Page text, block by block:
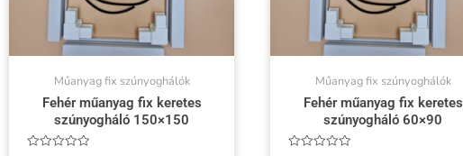
Műanyag fix szúnyoghálók
Fehér műanyag fix keretes
szúnyogháló 150×150
Műanyag fix szúnyoghálók
Fehér műanyag fix keretes
szúnyogháló 60×90